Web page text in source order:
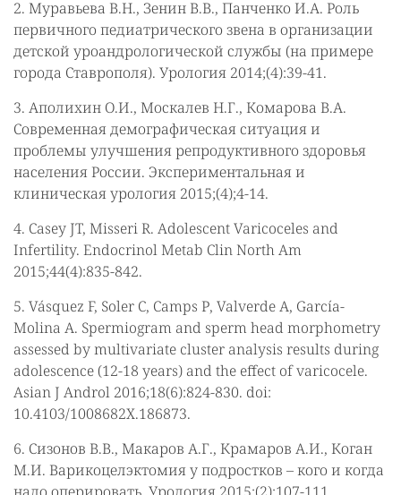
2. Муравьева В.Н., Зенин В.В., Панченко И.А. Роль
первичного педиатрического звена в организации
детской уроандрологической службы (на примере
города Ставрополя). Урология 2014;(4):39-41.
3. Аполихин О.И., Москалев Н.Г., Комарова В.А.
Современная демографическая ситуация и
проблемы улучшения репродуктивного здоровья
населения России. Экспериментальная и
клиническая урология 2015;(4);4-14.
4. Casey JT, Misseri R. Adolescent Varicoceles and
Infertility. Endocrinol Metab Clin North Am
2015;44(4):835-842.
5. Vásquez F, Soler C, Camps Р, Valverde А, García-
Molina А. Spermiogram and sperm head morphometry
assessed by multivariate cluster analysis results during
adolescence (12-18 years) and the effect of varicocele.
Asian J Androl 2016;18(6):824-830. doi:
10.4103/1008682X.186873.
6. Сизонов В.В., Макаров А.Г., Крамаров А.И., Коган
М.И. Варикоцелэктомия у подростков – кого и когда